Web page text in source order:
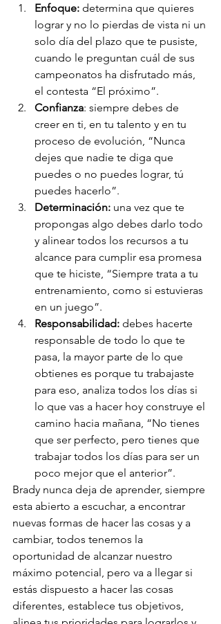
Enfoque: determina que quieres
lograr y no lo pierdas de vista ni un
solo día del plazo que te pusiste,
cuando le preguntan cuál de sus
campeonatos ha disfrutado más,
el contesta “El próximo”.
Confianza: siempre debes de
creer en ti, en tu talento y en tu
proceso de evolución, “Nunca
dejes que nadie te diga que
puedes o no puedes lograr, tú
puedes hacerlo”.
Determinación: una vez que te
propongas algo debes darlo todo
y alinear todos los recursos a tu
alcance para cumplir esa promesa
que te hiciste, “Siempre trata a tu
entrenamiento, como si estuvieras
en un juego”.
Responsabilidad: debes hacerte
responsable de todo lo que te
pasa, la mayor parte de lo que
obtienes es porque tu trabajaste
para eso, analiza todos los días si
lo que vas a hacer hoy construye el
camino hacia mañana, “No tienes
que ser perfecto, pero tienes que
trabajar todos los días para ser un
poco mejor que el anterior”.
Brady nunca deja de aprender, siempre
esta abierto a escuchar, a encontrar
nuevas formas de hacer las cosas y a
cambiar, todos tenemos la
oportunidad de alcanzar nuestro
máximo potencial, pero va a llegar si
estás dispuesto a hacer las cosas
diferentes, establece tus objetivos,